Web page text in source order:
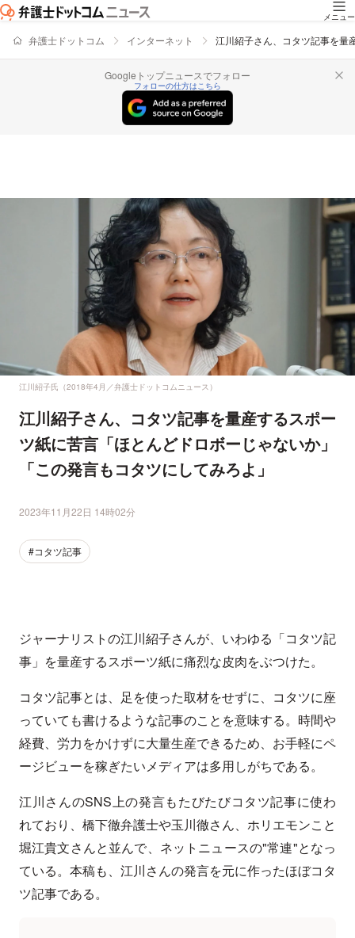
メニュー
弁護士ドットコム インターネット 江川紹子さん、コタツ記事を量
Googleトップニュースでフォロー
フォローの仕方はこちら
江川紹子氏（2018年4月／弁護士ドットコムニュース）
江川紹子さん、コタツ記事を量産するスポー
ツ紙に苦言「ほとんどドロボーじゃないか」
「この発言もコタツにしてみろよ」
2023年11月22日 14時02分
#コタツ記事
ジャーナリストの江川紹子さんが、いわゆる「コタツ記
事」を量産するスポーツ紙に痛烈な皮肉をぶつけた。
コタツ記事とは、足を使った取材をせずに、コタツに座
っていても書けるような記事のことを意味する。時間や
経費、労力をかけずに大量生産できるため、お手軽にペ
ージビューを稼ぎたいメディアは多用しがちである。
江川さんのSNS上の発言もたびたびコタツ記事に使わ
れており、橋下徹弁護士や玉川徹さん、ホリエモンこと
堀江貴文さんと並んで、ネットニュースの"常連"となっ
ている。本稿も、江川さんの発言を元に作ったほぼコタ
ツ記事である。